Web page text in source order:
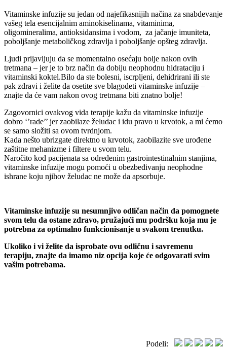
Vitaminske infuzije su jedan od najefikasnijih načina za snabdevanje
vašeg tela esencijalnim aminokiselinama, vitaminima,
oligomineralima, antioksidansima i vodom, za jačanje imuniteta,
poboljšanje metaboličkog zdravlja i poboljšanje opšteg zdravlja.
Ljudi prijavljuju da se momentalno osećaju bolje nakon ovih
tretmana – jer je to brz način da dobiju neophodnu hidrataciju i
vitaminski koktel.Bilo da ste bolesni, iscrpljeni, dehidrirani ili ste
pak zdravi i želite da osetite sve blagodeti vitaminske infuzije –
znajte da će vam nakon ovog tretmana biti znatno bolje!
Zagovornici ovakvog vida terapije kažu da vitaminske infuzije
dobro ‘’rade’’ jer zaobilaze želudac i idu pravo u krvotok, a mi ćemo
se samo složiti sa ovom tvrdnjom.
Kada nešto ubrizgate direktno u krvotok, zaobilazite sve urođene
zaštitne mehanizme i filtere u svom telu.
Naročito kod pacijenata sa određenim gastrointestinalnim stanjima,
vitaminske infuzije mogu pomoći u obezbeđivanju neophodne
ishrane koju njihov želudac ne može da apsorbuje.
Vitaminske infuzije su nesumnjivo odličan način da pomognete
svom telu da ostane zdravo, pružajući mu podršku koja mu je
potrebna za optimalno funkcionisanje u svakom trenutku.
Ukoliko i vi želite da isprobate ovu odličnu i savremenu
terapiju, znajte da imamo niz opcija koje će odgovarati svim
vašim potrebama.
Podeli: